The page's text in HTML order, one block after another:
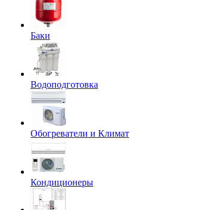
Баки
Водоподготовка
Обогреватели и Климат
Кондиционеры